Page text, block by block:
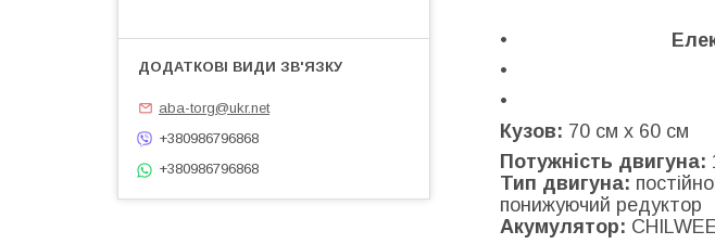
Кузов: 70 см х 60 см
Потужність двигуна:
Тип двигуна:
понижуючий редуктор
Акумулятор:
aba-torg@ukr.net
+380986796868
+380986796868